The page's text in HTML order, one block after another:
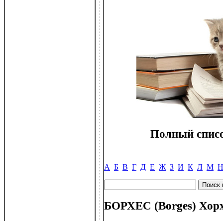
Полный
А Б В Г Д Е Ж З И К Л М Н
БОРХЕС (Borges)